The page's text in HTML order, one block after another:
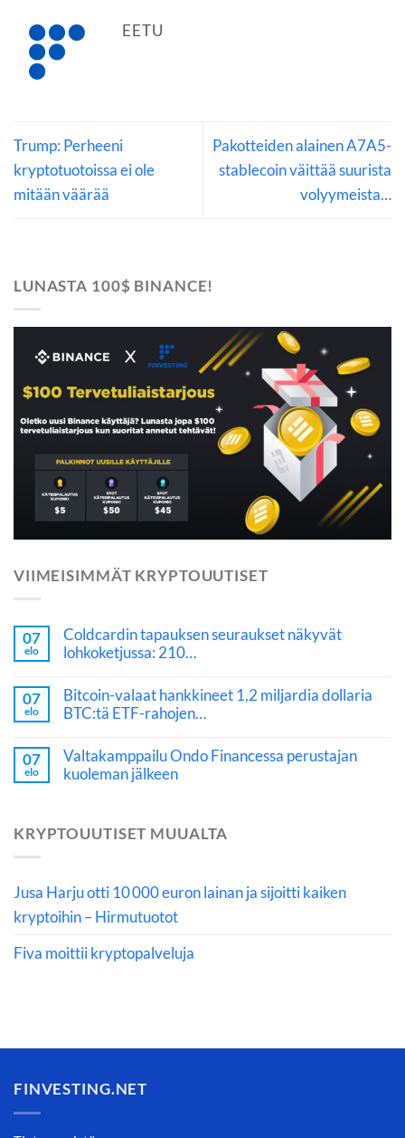
EETU
Trump: Perheeni
kryptotuotoissa ei ole
mitään väärää
Pakotteiden alainen A7A5-
stablecoin väittää suurista
volyymeista…
LUNASTA 100$ BINANCE!
VIIMEISIMMÄT KRYPTOUUTISET
07
elo
Coldcardin tapauksen seuraukset näkyvät
lohkoketjussa: 210…
07
elo
Bitcoin-valaat hankkineet 1,2 miljardia dollaria
BTC:tä ETF-rahojen…
07
elo
Valtakamppailu Ondo Financessa perustajan
kuoleman jälkeen
KRYPTOUUTISET MUUALTA
Jusa Harju otti 10 000 euron lainan ja sijoitti kaiken
kryptoihin – Hirmutuotot
Fiva moittii kryptopalveluja
FINVESTING.NET